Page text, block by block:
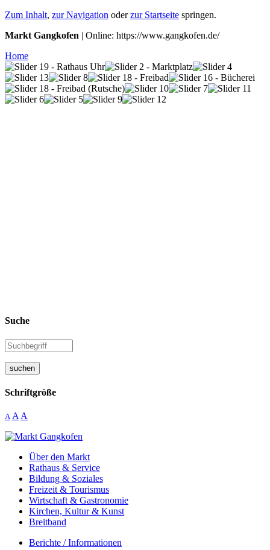
Zum Inhalt, zur Navigation oderzur Startseite springen.
Markt Gangkofen | Online: https://www.gangkofen.de/
Home
Suche
suchen
Schriftgröße
A A A
Über den Markt
Rathaus & Service
Bildung & Soziales
Freizeit & Tourismus
Wirtschaft & Gastronomie
Kirchen, Kultur & Kunst
Breitband
Berichte / Informationen